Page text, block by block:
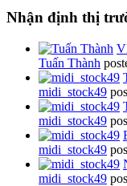
Nhận định thị
Tuấn Thành
midi_stock49
midi_stock49
midi_stock49
midi_stock49